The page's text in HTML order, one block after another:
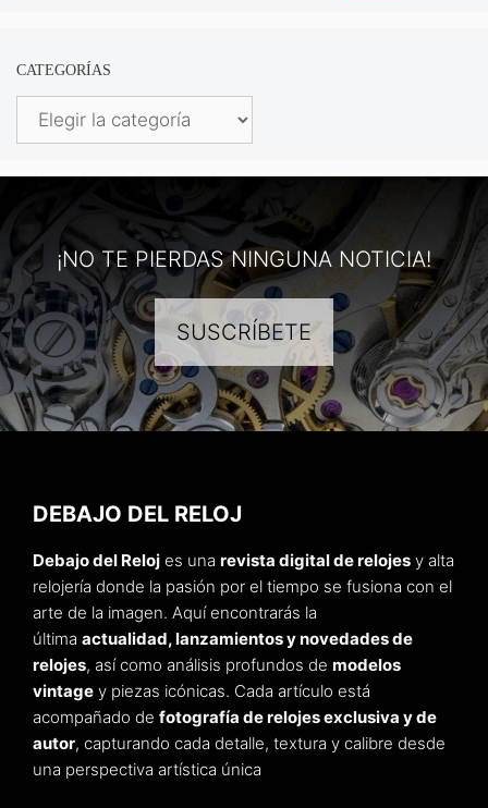
CATEGORÍAS
Categorías
¡NO TE PIERDAS NINGUNA NOTICIA!
SUSCRÍBETE
DEBAJO DEL RELOJ
Debajo del Reloj es una revista digital de relojes y alta
relojería donde la pasión por el tiempo se fusiona con el
arte de la imagen. Aquí encontrarás la
última actualidad, lanzamientos y novedades de
relojes, así como análisis profundos de modelos
vintage y piezas icónicas. Cada artículo está
acompañado de fotografía de relojes exclusiva y de
autor, capturando cada detalle, textura y calibre desde
una perspectiva artística única